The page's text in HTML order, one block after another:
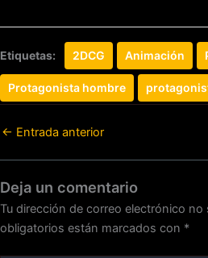
Etiquetas: 2DCG Animación
Protagonista hombre
← Entrada anterior
Deja un comentario
Tu dirección de correo electrónico no
obligatorios están marcados con *